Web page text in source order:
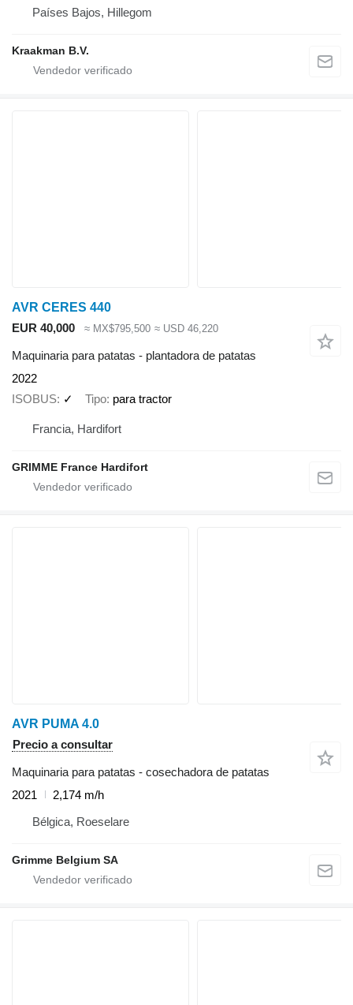
Países Bajos, Hillegom
Kraakman B.V.
AVR CERES 440
EUR 40,000
≈ MX$795,500 ≈ USD 46,220
Maquinaria para patatas - plantadora de patatas
2022
ISOBUS ✓ Tipo para tractor
Francia, Hardifort
GRIMME France Hardifort
AVR PUMA 4.0
Precio a consultar
Maquinaria para patatas - cosechadora de patatas
2021
2,174 m/h
Bélgica, Roeselare
Grimme Belgium SA